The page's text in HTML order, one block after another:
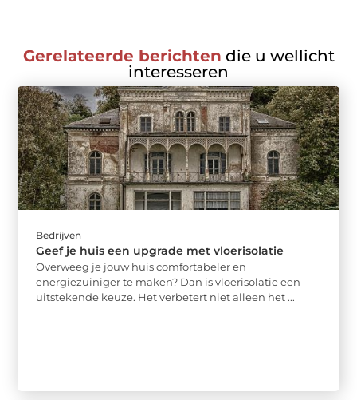
Gerelateerde berichten die u wellicht
interesseren
Bedrijven
Geef je huis een upgrade met vloerisolatie
Overweeg je jouw huis comfortabeler en
energiezuiniger te maken? Dan is vloerisolatie een
uitstekende keuze. Het verbetert niet alleen het ...